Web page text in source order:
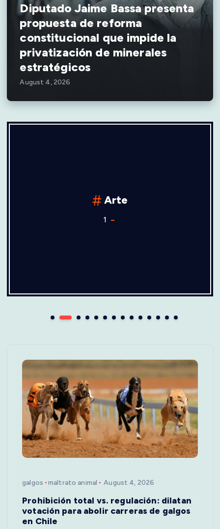
Diputado Jaime Bassa presenta
propuesta de reforma
constitucional que impide la
privatización de minerales
estratégicos
August 4, 2026
Arte
1
galgos maltrato animal August 4, 2026
Prohibición total vs. regulación: dilatan
votación para abolir carreras de galgos
en Chile